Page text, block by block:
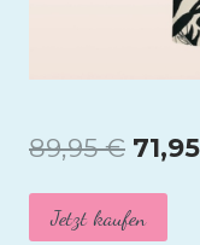
89,95€
Preis
war:
71,95
Jetzt kaufen